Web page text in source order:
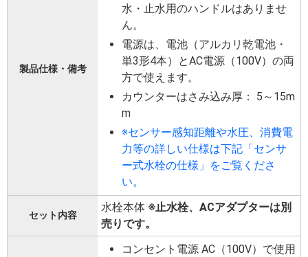
製品仕様・備考
水・止水用のハンドルはありませ
ん。
電源は、電池（アルカリ乾電池・
単3形4本）とAC電源（100V）の両
方で使えます。
カウンターはさみ込み厚： 5～15m
m
※センサー感知距離や水圧、消費電
力等の詳しい仕様は下記「センサ
ー式水栓の仕様」をご覧くださ
い。
セット内容
水栓本体 ※止水栓、ACアダプターは別
売りです。
コンセント電源 AC（100V）で使用